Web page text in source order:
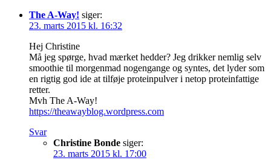
The A-Way! siger:
23. marts 2015 kl. 16:32
Hej Christine
Må jeg spørge, hvad mærket hedder? Jeg drikker nemlig selv
smoothie til morgenmad nogengange og syntes, det lyder som
en rigtig god ide at tilføje proteinpulver i netop proteinfattige
retter.
Mvh The A-Way!
https://theawayblog.wordpress.com
Svar
Christine Bonde siger:
23. marts 2015 kl. 17:00